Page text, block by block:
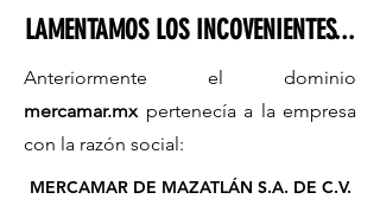
LAMENTAMOS LOS INCOVENIENTES...
Anteriormente el dominio
mercamar.mxpertenecía a la empresa
con la razón social:
MERCAMAR DE MAZATLÁN S.A. DE C.V.